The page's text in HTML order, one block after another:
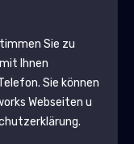
Sie zu
Ihnen
Sie können
Webseiten u